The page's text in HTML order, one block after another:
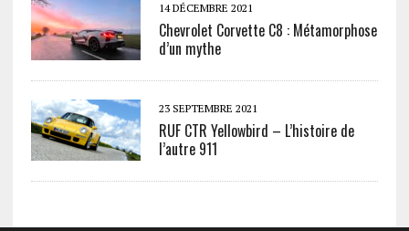
14 DÉCEMBRE 2021
Chevrolet Corvette C8 : Métamorphose
d’un mythe
23 SEPTEMBRE 2021
RUF CTR Yellowbird – L’histoire de
l’autre 911